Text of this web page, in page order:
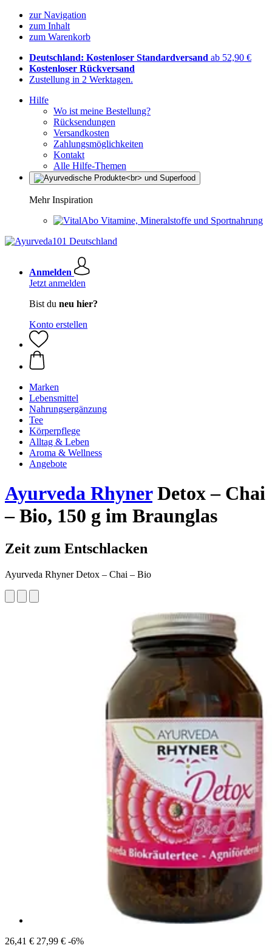
zur Navigation
zum Inhalt
zum Warenkorb
Deutschland: Kostenloser Standardversand ab 52,90 €
Kostenloser Rückversand
Zustellung in 2 Werktagen.
Hilfe
Wo ist meine Bestellung?
Rücksendungen
Versandkosten
Zahlungsmöglichkeiten
Kontakt
Alle Hilfe-Themen
Mehr Inspiration
Vitamine, Mineralstoffe und Sportnahrung
Anmelden
Jetzt anmelden
Bist du neu hier?
Konto erstellen
Marken
Lebensmittel
Nahrungsergänzung
Tee
Körperpflege
Alltag & Leben
Aroma & Wellness
Angebote
Ayurveda RhynerDetox – Chai
– Bio, 150 g im Braunglas
Zeit zum Entschlacken
Ayurveda Rhyner Detox – Chai – Bio
26,41 € 27,99 € -6%